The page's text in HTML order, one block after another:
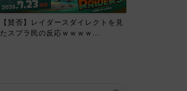
【賛否】レイダースダイレクトを見
たスプラ民の反応ｗｗｗｗ...